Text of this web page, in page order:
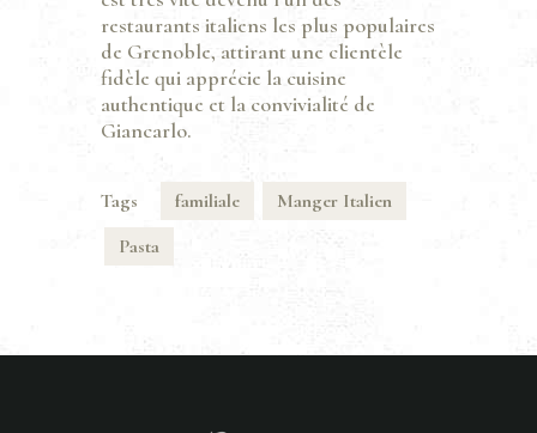
restaurants italiens les plus populaires
de Grenoble, attirant une clientèle
fidèle qui apprécie la cuisine
authentique et la convivialité de
Giancarlo.
Tags familiale
Manger Italien
Pasta